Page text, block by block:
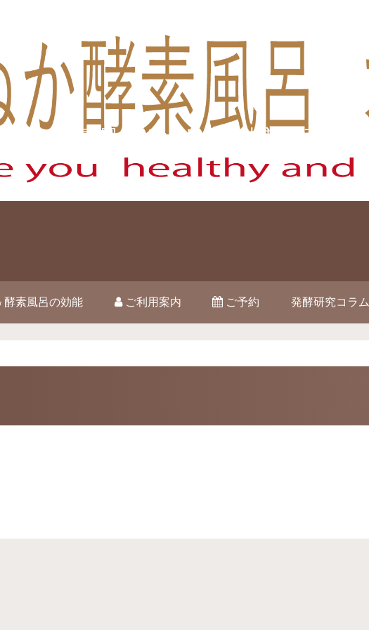
酵素風呂オハナ 藤枝市駿河台
酵素風呂の効能 ご利用案内 ご予約 発酵研究コラム